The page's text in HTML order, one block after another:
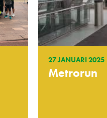
27 JANUARI 2025
Metrorun